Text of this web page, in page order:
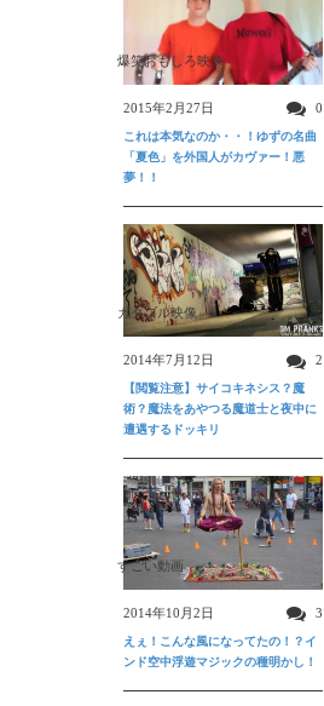
爆笑おもしろ映像
2015年2月27日 0
これは本気なのか・・！ゆずの名曲
「夏色」を外国人がカヴァー！悪
夢！！
ガクブル映像
2014年7月12日 2
【閲覧注意】サイコキネシス？魔
術？魔法をあやつる魔道士と夜中に
遭遇するドッキリ
すごい動画
2014年10月2日 3
えぇ！こんな風になってたの！？イ
ンド空中浮遊マジックの種明かし！